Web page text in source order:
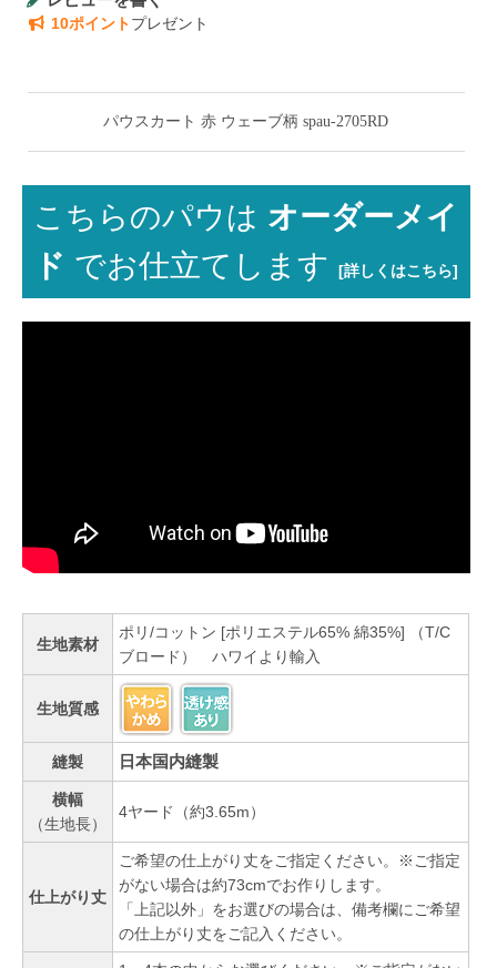
10ポイントプレゼント
パウスカート 赤 ウェーブ柄 spau-2705RD
こちらのパウは オーダーメイ
ド でお仕立てします[詳しくはこちら]
生地素材
ポリ/コットン [ポリエステル65% 綿35%] （T/C
ブロード） ハワイより輸入
生地質感
縫製 日本国内縫製
横幅
（生地長）
4ヤード（約3.65m）
仕上がり丈
ご希望の仕上がり丈をご指定ください。※ご指定
がない場合は約73cmでお作りします。
「上記以外」をお選びの場合は、備考欄にご希望
の仕上がり丈をご記入ください。